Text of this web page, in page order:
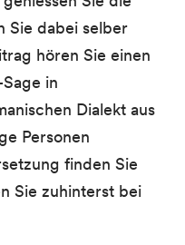
Sie dabei selber
hören Sie einen
in
Dialekt aus
Personen
finden Sie
Sie zuhinterst bei